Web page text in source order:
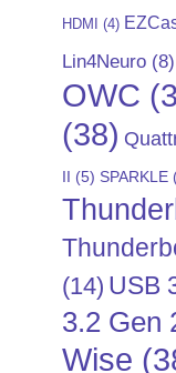
HDMI (4)
Lin4Neuro (8)
OWC
(38)
II (5) SPARKLE
(14) USB
3.2 Gen
Wise